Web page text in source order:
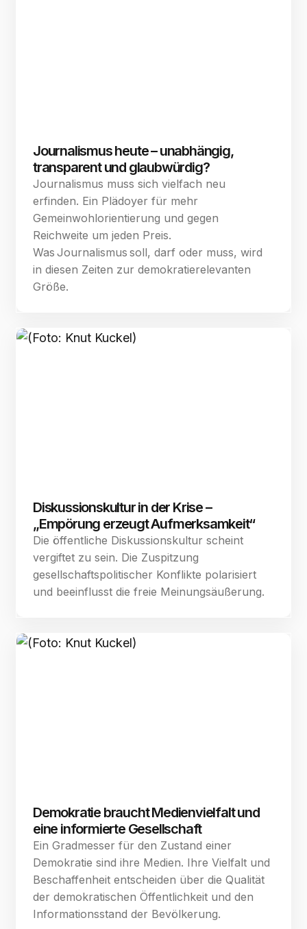
Journalismus heute – unabhängig,
transparent und glaubwürdig?
Journalismus muss sich vielfach neu
erfinden. Ein Plädoyer für mehr
Gemeinwohlorientierung und gegen
Reichweite um jeden Preis.
Was Journalismus soll, darf oder muss, wird
in diesen Zeiten zur demokratierelevanten
Größe.
Diskussionskultur in der Krise –
„Empörung erzeugt Aufmerksamkeit“
Die öffentliche Diskussionskultur scheint
vergiftet zu sein. Die Zuspitzung
gesellschaftspolitischer Konflikte polarisiert
und beeinflusst die freie Meinungsäußerung.
Demokratie braucht Medienvielfalt und
eine informierte Gesellschaft
Ein Gradmesser für den Zustand einer
Demokratie sind ihre Medien. Ihre Vielfalt und
Beschaffenheit entscheiden über die Qualität
der demokratischen Öffentlichkeit und den
Informationsstand der Bevölkerung.